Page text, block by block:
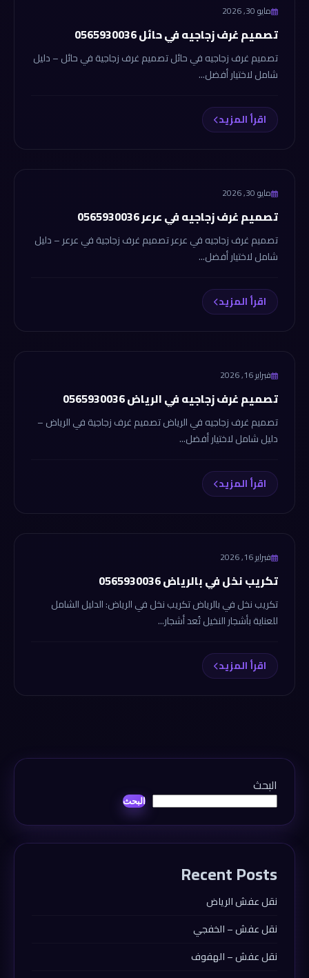
mdoante
مايو 30, 2026
تصميم غرف زجاجيه في حائل 0565930036
تصميم غرف زجاجيه في حائل تصميم غرف زجاجية في حائل – دليل
شامل لاختيار أفضل...
اقرأ المزيد
mdoante
مايو 30, 2026
تصميم غرف زجاجيه في عرعر 0565930036
تصميم غرف زجاجيه في عرعر تصميم غرف زجاجية في عرعر – دليل
شامل لاختيار أفضل...
اقرأ المزيد
mdoante
فبراير 16, 2026
تصميم غرف زجاجيه في الرياض 0565930036
تصميم غرف زجاجيه في الرياض تصميم غرف زجاجية في الرياض –
دليل شامل لاختيار أفضل...
اقرأ المزيد
mdoante
فبراير 16, 2026
تكريب نخل في بالرياض 0565930036
تكريب نخل في بالرياض تكريب نخل في الرياض: الدليل الشامل
للعناية بأشجار النخيل تُعد أشجار...
اقرأ المزيد
البحث
البحث
Recent Posts
نقل عفش الرياض
نقل عفش – الخفجي
نقل عفش – الهفوف